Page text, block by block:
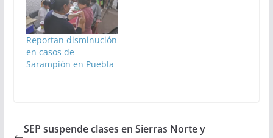
Reportan disminución
en casos de
Sarampión en Puebla
SEP suspende clases en Sierras Norte y